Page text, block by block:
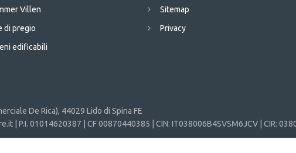
Villen
di pregio
edificabili
Sitemap
Privacy
De Rica), 44029 Lido di Spina FE
| P.I. 01014620387 | CF 00870440385 | CIN: IT038006B4SVSM6JCV | CIR: